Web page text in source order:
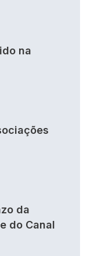
na
da
do Canal